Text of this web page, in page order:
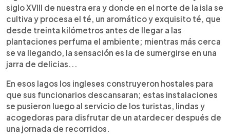
siglo XVIII de nuestra era y donde en el norte de la isla se
cultiva y procesa el té, un aromático y exquisito té, que
desde treinta kilómetros antes de llegar a las
plantaciones perfuma el ambiente; mientras más cerca
se va llegando, la sensación es la de sumergirse en una
jarra de delicias...
En esos lagos los ingleses construyeron hostales para
que sus funcionarios descansaran; estas instalaciones
se pusieron luego al servicio de los turistas, lindas y
acogedoras para disfrutar de un atardecer después de
una jornada de recorridos.